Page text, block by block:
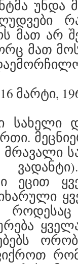
მათ არ
მათ
მარტი,
სახელი
მრავალი
ეცით
როდესაც